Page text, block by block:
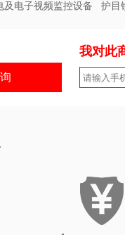
及电子视频监控设备 护目
我对此